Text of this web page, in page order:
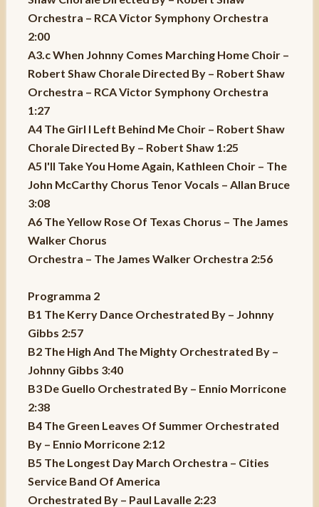
Orchestra – RCA Victor Symphony Orchestra
2:00
A3.c When Johnny Comes Marching Home Choir –
Robert Shaw Chorale Directed By – Robert Shaw
Orchestra – RCA Victor Symphony Orchestra
1:27
A4 The Girl I Left Behind Me Choir – Robert Shaw
Chorale Directed By – Robert Shaw 1:25
A5 I'll Take You Home Again, Kathleen Choir – The
John McCarthy Chorus Tenor Vocals – Allan Bruce
3:08
A6 The Yellow Rose Of Texas Chorus – The James
Walker Chorus
Orchestra – The James Walker Orchestra 2:56
Programma 2
B1 The Kerry Dance Orchestrated By – Johnny
Gibbs 2:57
B2 The High And The Mighty Orchestrated By –
Johnny Gibbs 3:40
B3 De Guello Orchestrated By – Ennio Morricone
2:38
B4 The Green Leaves Of Summer Orchestrated
By – Ennio Morricone 2:12
B5 The Longest Day March Orchestra – Cities
Service Band Of America
Orchestrated By – Paul Lavalle 2:23